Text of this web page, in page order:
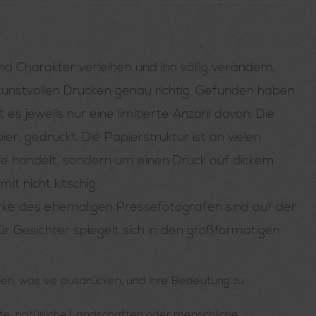
Charakter verleihen und ihn völlig verändern.
Drucken genau richtig. Gefunden haben
jeweils nur eine limitierte Anzahl davon. Die
gedruckt. Die Papierstruktur ist an vielen
handelt, sondern um einen Druck auf dickem
nicht kitschig.
des ehemaligen Pressefotografen sind auf der
Gesichter spiegelt sich in den großformatigen
was sie ausdrücken, und ihre Bedeutung zu